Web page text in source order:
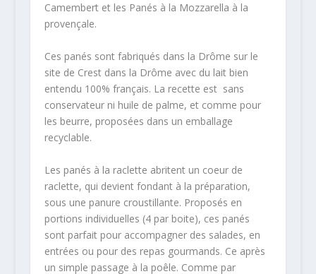
Camembert et les Panés à la Mozzarella à la
provençale.
Ces panés sont fabriqués dans la Drôme sur le
site de Crest dans la Drôme avec du lait bien
entendu 100% français. La recette est sans
conservateur ni huile de palme, et comme pour
les beurre, proposées dans un emballage
recyclable.
Les panés à la raclette abritent un coeur de
raclette, qui devient fondant à la préparation,
sous une panure croustillante. Proposés en
portions individuelles (4 par boite), ces panés
sont parfait pour accompagner des salades, en
entrées ou pour des repas gourmands. Ce après
un simple passage à la poêle. Comme par